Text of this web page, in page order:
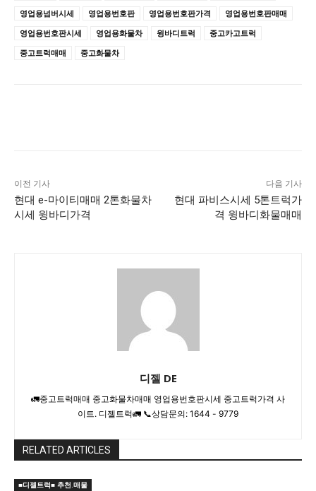
영업용넘버시세
영업용번호판 영업용번호판가격
영업용번호판매매
영업용번호판시세
영업용화물차 윙바디트럭
중고카고트럭
중고트럭매매
중고화물차
이전 기사
현대 e-마이티매매 2톤화물차
시세 윙바디가격
다음 기사
현대 파비스시세 5톤트럭가
격 윙바디화물매매
디젤 DE
🚛중고트럭매매 중고화물차매매 영업용번호판시세 중고트럭가격 사
이트. 디젤트럭🚛 📞상담문의: 1644 - 9779
RELATED ARTICLES
■디젤트럭■ 추천.매물